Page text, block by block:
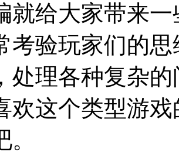
就给大家带来
考验玩家们的
处理各种复杂
欢这个类型游